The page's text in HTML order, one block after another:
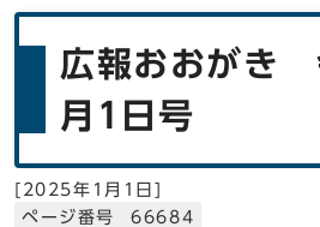
広報おおがき
月1日号
[ 2025年1月1日]
ページ番号 66684